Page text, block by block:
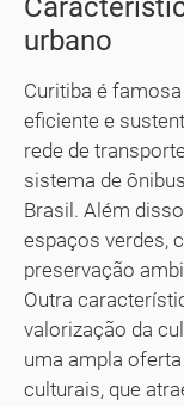
urbano
Curitiba é
eficiente e
rede de
sistema de
Brasil. Além
espaços verdes,
preservação
Outra
valorização da
uma ampla
culturais, que